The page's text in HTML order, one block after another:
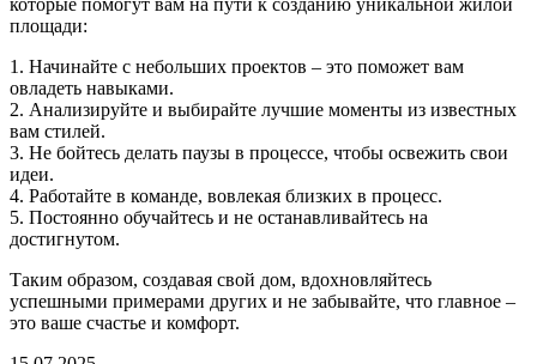
площади:
1. Начинайте с небольших проектов – это поможет вам
овладеть навыками.
2. Анализируйте и выбирайте лучшие моменты из известных
вам стилей.
3. Не бойтесь делать паузы в процессе, чтобы освежить свои
идеи.
4. Работайте в команде, вовлекая близких в процесс.
5. Постоянно обучайтесь и не останавливайтесь на
достигнутом.
Таким образом, создавая свой дом, вдохновляйтесь
успешными примерами других и не забывайте, что главное –
это ваше счастье и комфорт.